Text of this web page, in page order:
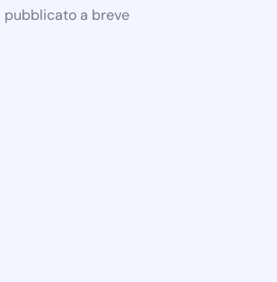
pubblicato a breve